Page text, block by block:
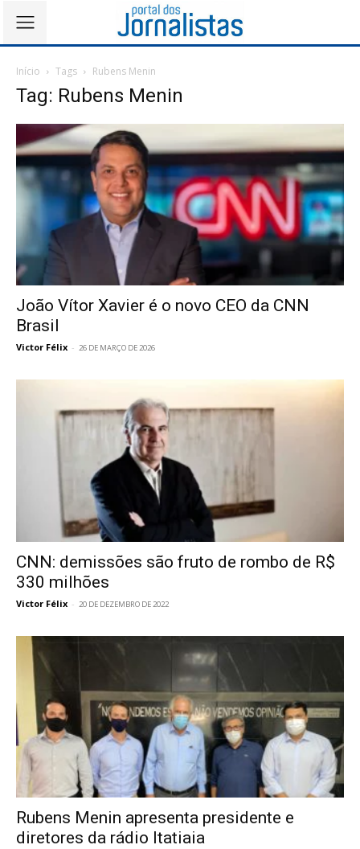
Início Tags Rubens Menin
Tag: Rubens Menin
João Vítor Xavier é o novo CEO da CNN
Brasil
Victor Félix - 26 DE MARÇO DE 2026
CNN: demissões são fruto de rombo de R$
330 milhões
Victor Félix - 20 DE DEZEMBRO DE 2022
Rubens Menin apresenta presidente e
diretores da rádio Itatiaia